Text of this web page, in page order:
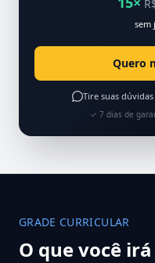
sem
Quero
Tire suas
✓ 7 dias de
GRADE CURRICULAR
O que você